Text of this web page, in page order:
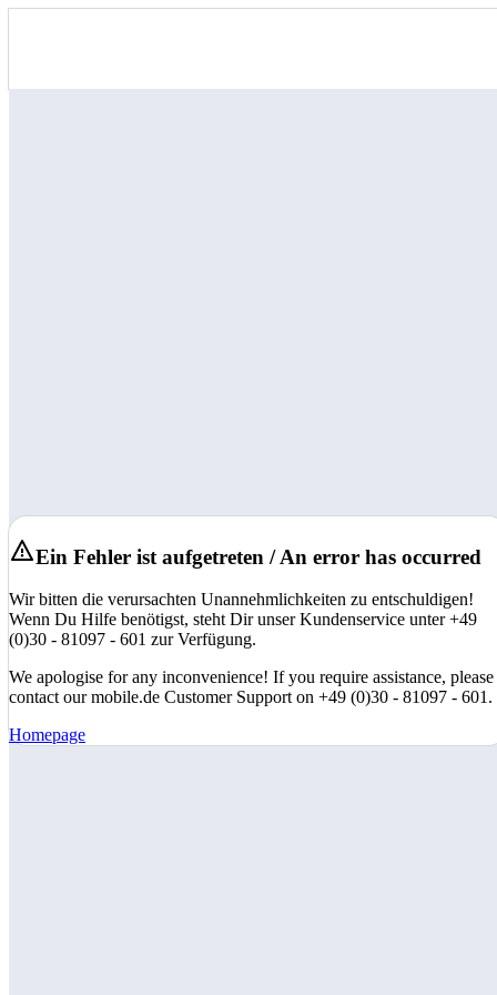
Ein Fehler ist aufgetreten / An error has occurred
Wir bitten die verursachten Unannehmlichkeiten zu entschuldigen!
Wenn Du Hilfe benötigst, steht Dir unser Kundenservice unter +49
(0)30 - 81097 - 601 zur Verfügung.
We apologise for any inconvenience! If you require assistance, please
contact our mobile.de Customer Support on +49 (0)30 - 81097 - 601.
Homepage